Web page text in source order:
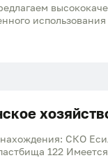
использования
СКО
122